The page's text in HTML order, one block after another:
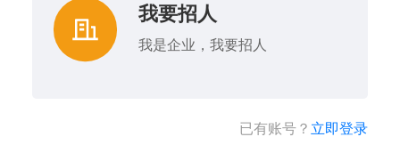
我要招人
我是企业，我要招人
已有账号？ 立即登录